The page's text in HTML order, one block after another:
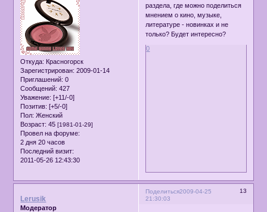
Откуда: Красногорск
Зарегистрирован: 2009-01-14
Приглашений: 0
Сообщений: 427
Уважение: [+11/-0]
Позитив: [+5/-0]
Пол: Женский
Возраст: 45[1981-01-29]
Провел на форуме:
2 дня 20 часов
Последний визит:
2011-05-26 12:43:30
раздела, где можно поделиться
мнением о кино, музыке,
литературе - новинках и не
только? Будет интересно?
0
Поделиться 13
2009-04-25
21:30:03
Lerusik
Модератор